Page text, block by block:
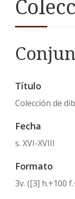
Título
Colección de
Fecha
s. XVI-XVIII
Formato
3v. ([3] h.+100